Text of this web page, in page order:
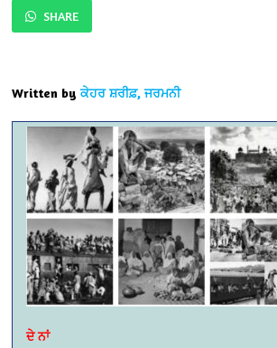
SHARE
Written by ਕੇਹਰ ਸ਼ਰੀਫ਼, ਜਰਮਨੀ
ਦੇ ਨਾਂ